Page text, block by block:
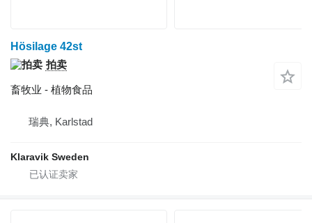
Hösilage 42st
拍卖
畜牧业 - 植物食品
瑞典, Karlstad
Klaravik Sweden